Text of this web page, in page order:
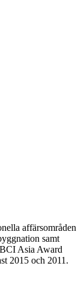
affärsområden
samt
Asia Award
2015 och 2011.